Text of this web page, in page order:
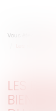
Vous êtes ici :
LES